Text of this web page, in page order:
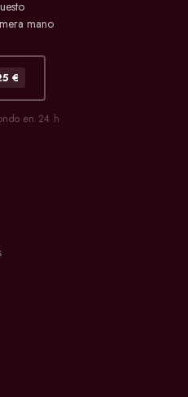
mano
€
en 24 h